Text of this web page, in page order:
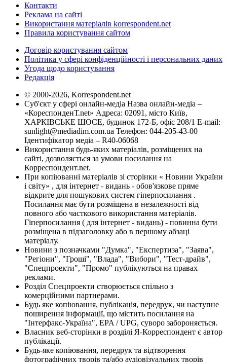
Контакти
Реклама на сайті
Використання матеріалів korrespondent.net
Правила користування сайтом
Договір користування сайтом
Політика у сфері конфіденційності і персональних даних
Угода щодо користування
Редакція
© 2000-2026, Korrespondent.net
Суб'єкт у сфері онлайн-медіа Назва онлайн-медіа –
«КореспонденТ.net» Адреса: 02091, місто Київ,
ХАРКІВСЬКЕ ШОСЕ, будинок 172-Б, офіс 208/1 E-mail:
sunlight@mediadim.com.ua Телефон: 044-205-43-00
Ідентифікатор медіа – R40-06068
Використання будь-яких матеріалів, розміщених на
сайті, дозволяється за умови посилання на
Корреспондент.net.
При копіюванні матеріалів зі сторінки « Новини України
і світу» , для інтернет - видань - обов'язкове пряме
відкрите для пошукових систем гіперпосилання .
Посилання має бути розміщена в незалежності від
повного або часткового використання матеріалів.
Гіперпосилання ( для інтернет - видань) - повинна бути
розміщена в підзаголовку або в першому абзаці
матеріалу.
Новини з позначками "Думка", "Експертиза", "Заява",
"Регіони", "Гроші", "Влада", "Вибори", "Тест-драйв",
"Спецпроекти", "Промо" публікуються на правах
реклами.
Розділ Спецпроекти створюється спільно з
комерційними партнерами.
Будь яке копіювання, публікація, передрук, чи наступне
поширення інформації, що містить посилання на
"Інтерфакс-Україна", EPA / UPG, суворо забороняється.
Власник веб-сторінки в розділі Я-Корреспондент є автор
публікації.
Будь-яке копіювання, передрук та відтворення
фотографічних творів та/або аудіовізуальних творів